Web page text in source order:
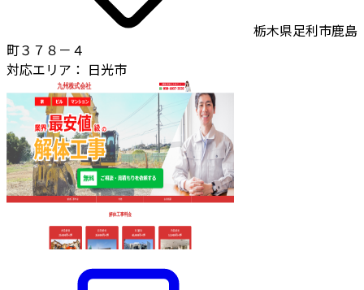
栃木県足利市鹿島
町３７８－４
対応エリア： 日光市